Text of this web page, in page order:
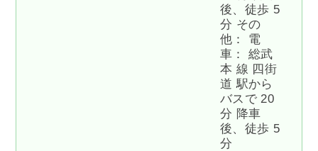
後、徒歩 5
分 その
他： 電
車： 総武
本 線 四街
道 駅から
バスで 20
分 降車
後、徒歩 5
分